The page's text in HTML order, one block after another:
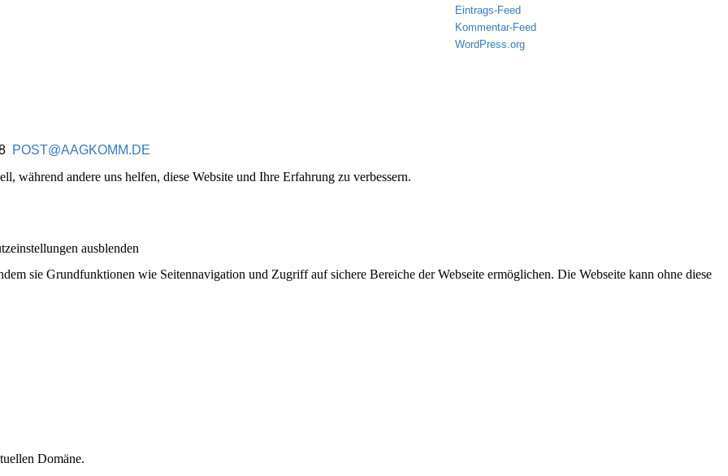
Eintrags-Feed
Kommentar-Feed
WordPress.org
POST@AAGKOMM.DE
während andere uns helfen, diese Website und Ihre Erfahrung zu verbessern.
ausblenden
sie Grundfunktionen wie Seitennavigation und Zugriff auf sichere Bereiche der Webseite ermöglichen. Die Webseite kann ohne diese
Domäne.